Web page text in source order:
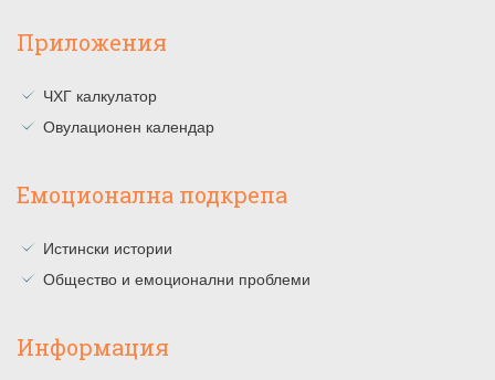
Приложения
ЧХГ калкулатор
Овулационен календар
Емоционална подкрепа
Истински истории
Общество и емоционални проблеми
Информация